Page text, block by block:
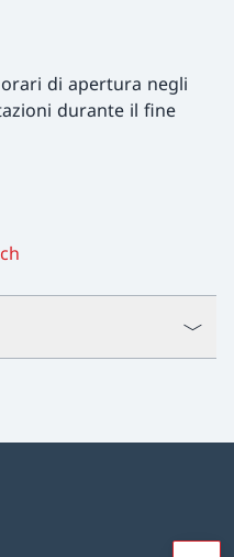
di apertura negli
durante il fine